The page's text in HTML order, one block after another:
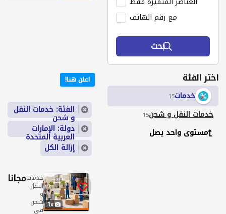
مع رقم الهاتف
بحث
اختر الفئة
خدمات15
خدمات النقل و شحن15
مستوى واحد يصل
اعلن هنا!
الفئة: خدمات النقل
و شحن
دولة: الإمارات
العربية المتحدة
إزالة الكل
1
خدمات
النقل
و
شحن
في
مجانا